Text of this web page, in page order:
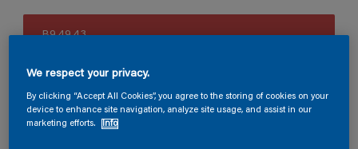
B9.49.43
Verpakkingsgrootte
0,5 L
We respect your privacy.
By clicking “Accept All Cookies”, you agree to the storing of cookies on your
device to enhance site navigation, analyze site usage, and assist in our
marketing efforts.
Info